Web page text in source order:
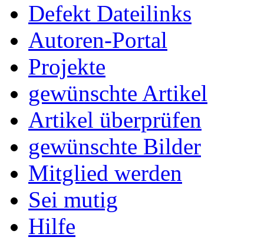
Defekt Dateilinks
Autoren-Portal
Projekte
gewünschte Artikel
Artikel überprüfen
gewünschte Bilder
Mitglied werden
Sei mutig
Hilfe